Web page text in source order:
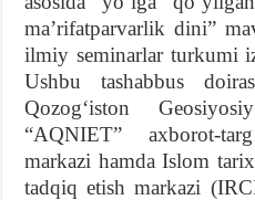
maʼrifatparvarlik dini”
ilmiy seminarlar turkumi
Ushbu tashabbus
Qozogʻiston
“AQNIET” axborot-
markazi hamda Islom
tadqiq etish markazi